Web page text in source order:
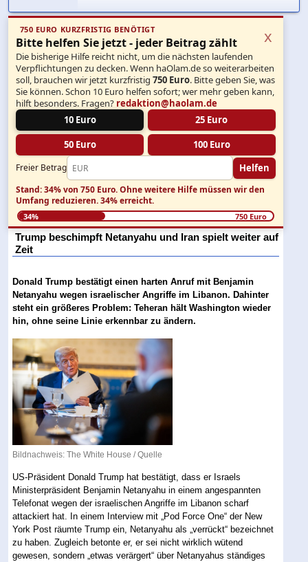
750 EURO KURZFRISTIG BENÖTIGT
Bitte helfen Sie jetzt - jeder Beitrag zählt
Die bisherige Hilfe reicht nicht, um die nächsten laufenden
Verpflichtungen zu decken. Wenn haOlam.de so weiterarbeiten
soll, brauchen wir jetzt kurzfristig750 Euro. Bitte geben Sie, was
Sie können. Schon 10 Euro helfen sofort; wer mehr geben kann,
hilft besonders. Fragen? redaktion@haolam.de
10 Euro
25 Euro
50 Euro 100 Euro
Freier Betrag Helfen
x
Stand: 34% von 750 Euro.Ohne weitere Hilfe müssen wir den
Umfang reduzieren.34% erreicht.
34% 750 Euro
Trump beschimpft Netanyahu und Iran spielt weiter auf
Zeit
Donald Trump bestätigt einen harten Anruf mit Benjamin
Netanyahu wegen israelischer Angriffe im Libanon. Dahinter
steht ein größeres Problem: Teheran hält Washington wieder
hin, ohne seine Linie erkennbar zu ändern.
Bildnachweis: The White House /Quelle
US-Präsident Donald Trump hat bestätigt, dass er Israels
Ministerpräsident Benjamin Netanyahu in einem angespannten
Telefonat wegen der israelischen Angriffe im Libanon scharf
attackiert hat. In einem Interview mit „Pod Force One“ der New
York Post räumte Trump ein, Netanyahu als „verrückt“ bezeichnet
zu haben. Zugleich betonte er, er sei nicht wirklich wütend
gewesen, sondern „etwas verärgert“ über Netanyahus ständiges